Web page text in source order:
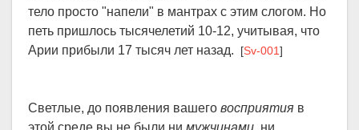
тело просто "напели" в мантрах с этим слогом. Но
петь пришлось тысячелетий 10-12, учитывая, что
Арии прибыли 17 тысяч лет назад. [Sv-001]
Светлые, до появления вашего восприятия в
этой среде вы не были ни мужчинами , ни